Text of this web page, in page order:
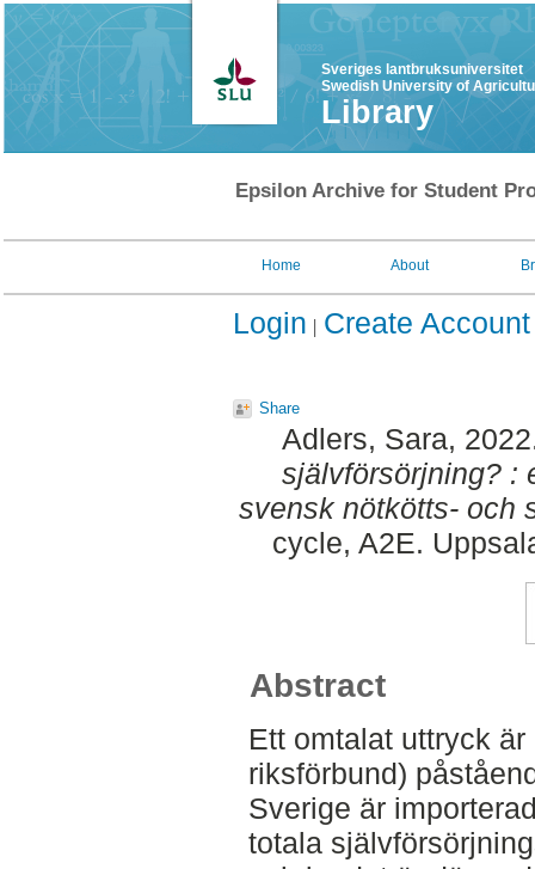
Sveriges lantbruksuniversitet
Swedish University of
Library
Epsilon Archive for Student
Home About
Login Create Account
Share
Adlers, Sara,
självförsörjning? :
svensk nötkötts- och
cycle, A2E.
Abstract
Ett omtalat uttryck
riksförbund)
Sverige är
totala